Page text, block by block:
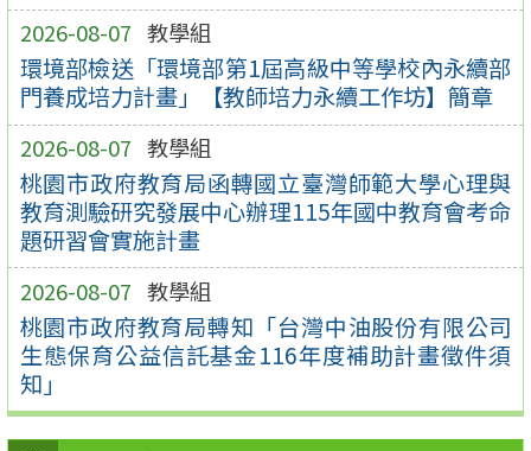
2026-08-07 教學組
環境部檢送「環境部第1屆高級中等學校內永續部
門養成培力計畫」【教師培力永續工作坊】簡章
2026-08-07 教學組
桃園市政府教育局函轉國立臺灣師範大學心理與
教育測驗研究發展中心辦理115年國中教育會考命
題研習會實施計畫
2026-08-07 教學組
桃園市政府教育局轉知「台灣中油股份有限公司
生態保育公益信託基金116年度補助計畫徵件須
知」